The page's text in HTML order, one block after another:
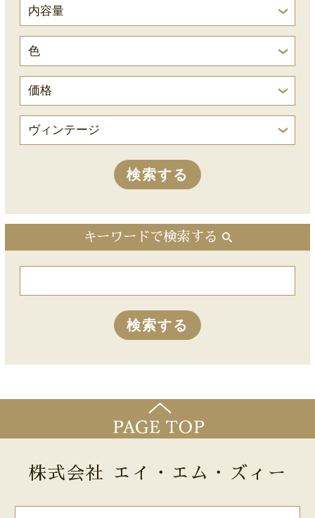
キーワードで検索する
株式会社 エイ・エム・ズィー